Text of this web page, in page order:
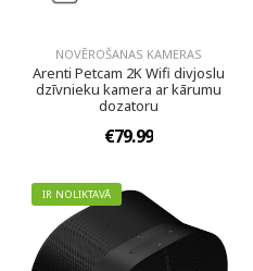
NOVĒROŠANAS KAMERAS
Arenti Petcam 2K Wifi divjoslu
dzīvnieku kamera ar kārumu
dozatoru
€79.99
IR NOLIKTAVĀ